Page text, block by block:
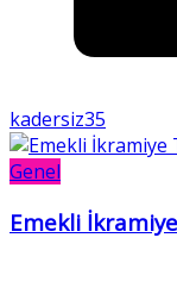
kadersiz35
Genel
Emekli